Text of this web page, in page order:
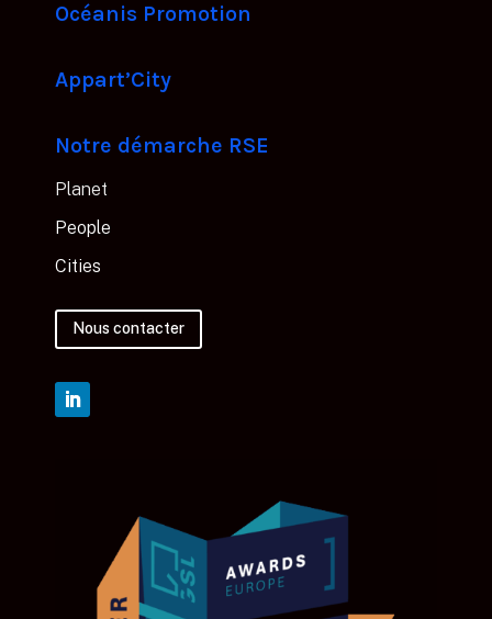
Océanis Promotion
Appart’City
Notre démarche RSE
Planet
People
Cities
Nous contacter